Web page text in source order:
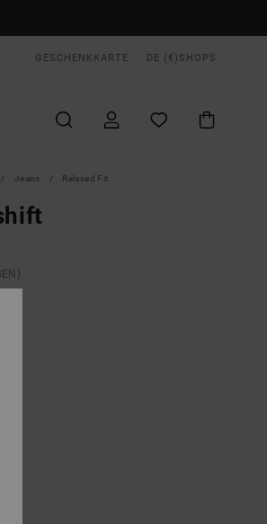
GESCHENKKARTE DE (€) SHOPS
Jeans Relaxed Fit